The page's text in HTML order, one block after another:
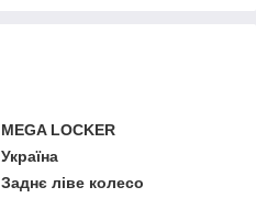
MEGA LOCKER
Україна
Заднє ліве колесо